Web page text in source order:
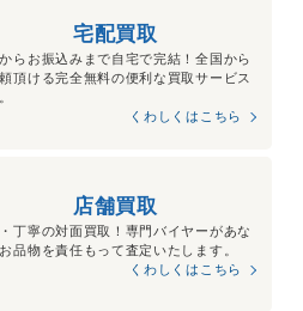
宅配買取
らお振込みまで自宅で完結！全国から
頂ける完全無料の便利な買取サービス
くわしくはこちら
店舗買取
丁寧の対面買取！専門バイヤーがあな
品物を責任もって査定いたします。
くわしくはこちら